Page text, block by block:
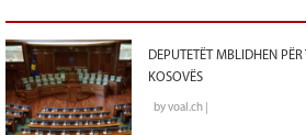
DEPUTETËT MBLIDHEN
KOSOVËS
by voal.ch |